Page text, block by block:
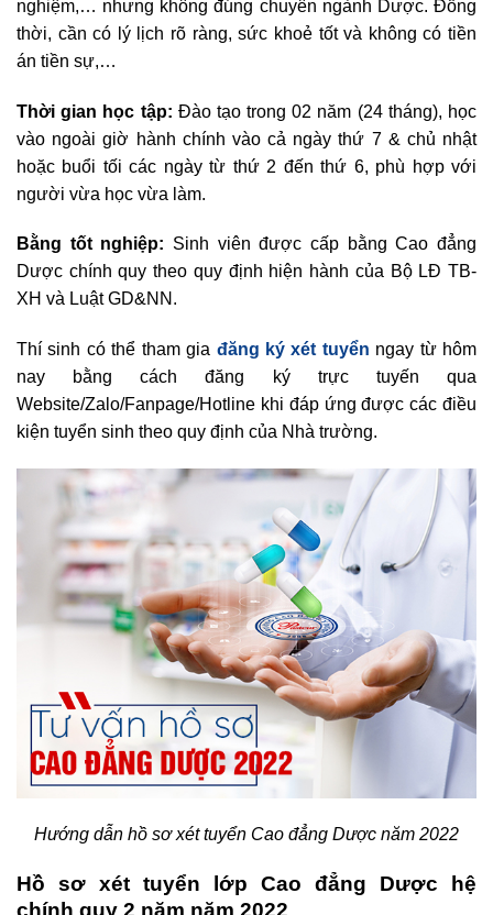
nghiệm,… nhưng không đúng chuyên ngành Dược. Đồng
thời, cần có lý lịch rõ ràng, sức khoẻ tốt và không có tiền
án tiền sự,…
Thời gian học tập: Đào tạo trong 02 năm (24 tháng), học
vào ngoài giờ hành chính vào cả ngày thứ 7 & chủ nhật
hoặc buổi tối các ngày từ thứ 2 đến thứ 6, phù hợp với
người vừa học vừa làm.
Bằng tốt nghiệp: Sinh viên được cấp bằng Cao đẳng
Dược chính quy theo quy định hiện hành của Bộ LĐ TB-
XH và Luật GD&NN.
Thí sinh có thể tham gia đăng ký xét tuyển ngay từ hôm
nay bằng cách đăng ký trực tuyến qua
Website/Zalo/Fanpage/Hotline khi đáp ứng được các điều
kiện tuyển sinh theo quy định của Nhà trường.
Hướng dẫn hồ sơ xét tuyển Cao đẳng Dược năm 2022
Hồ sơ xét tuyển lớp Cao đẳng Dược hệ
chính quy 2 năm năm 2022